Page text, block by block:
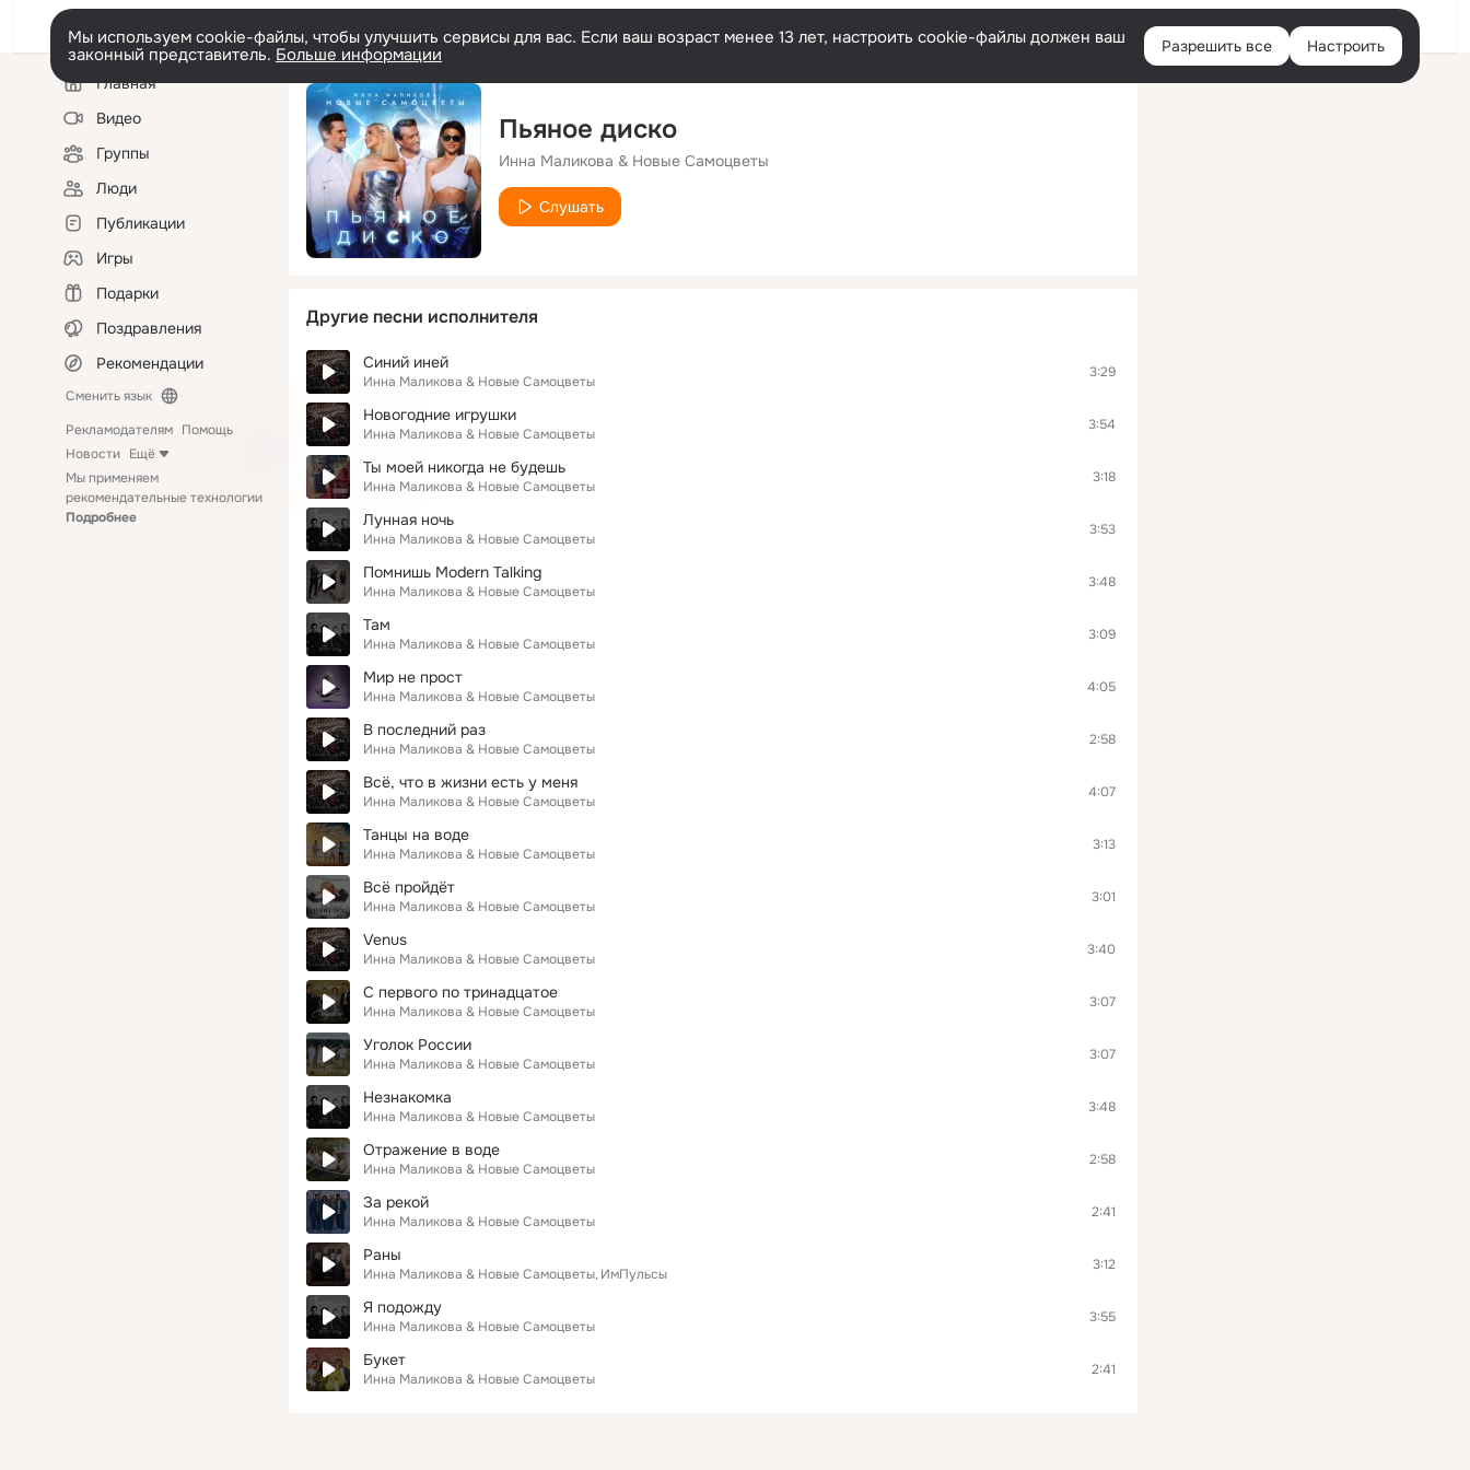
Войти
Мы используем cookie-файлы, чтобы улучшить сервисы для вас. Если ваш возраст менее 13 лет, настроить cookie-файлы должен ваш
законный представитель. Больше информации Разрешить все Настроить
Левая
колонкаГлавная
Видео
Группы
Люди
Публикации
Игры
Подарки
Поздравления
Рекомендации
Сменить язык
Рекламодателям Помощь
Новости Ещё
Мы применяем
рекомендательные технологии
Подробнее
Пьяное диско
Инна Маликова & Новые Самоцветы
Слушать
Другие песни исполнителя
Синий иней
Инна Маликова & Новые Самоцветы
3:29
Новогодние игрушки
Инна Маликова & Новые Самоцветы
3:54
Ты моей никогда не будешь
Инна Маликова & Новые Самоцветы
3:18
Лунная ночь
Инна Маликова & Новые Самоцветы
3:53
Помнишь Modern Talking
Инна Маликова & Новые Самоцветы
3:48
Там
Инна Маликова & Новые Самоцветы
3:09
Мир не прост
Инна Маликова & Новые Самоцветы
4:05
В последний раз
Инна Маликова & Новые Самоцветы
2:58
Всё, что в жизни есть у меня
Инна Маликова & Новые Самоцветы
4:07
Танцы на воде
Инна Маликова & Новые Самоцветы
3:13
Всё пройдёт
Инна Маликова & Новые Самоцветы
3:01
Venus
Инна Маликова & Новые Самоцветы
3:40
С первого по тринадцатое
Инна Маликова & Новые Самоцветы
3:07
Уголок России
Инна Маликова & Новые Самоцветы
3:07
Незнакомка
Инна Маликова & Новые Самоцветы
3:48
Отражение в воде
Инна Маликова & Новые Самоцветы
2:58
За рекой
Инна Маликова & Новые Самоцветы
2:41
Раны
Инна Маликова & Новые Самоцветы ИмПульсы
3:12
Я подожду
Инна Маликова & Новые Самоцветы
3:55
Букет
Инна Маликова & Новые Самоцветы
2:41